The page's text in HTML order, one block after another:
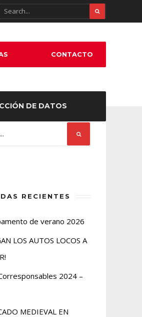
DE DATOS
CONTACTO
RECIENTES
de verano 2026
LOS AUTOS LOCOS A
2024 –
MEDIEVAL EN